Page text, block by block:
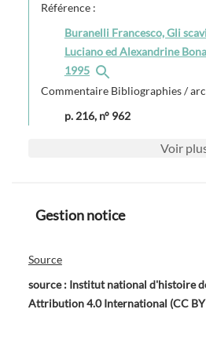
Référence :
Buranelli Francesco, Gli
Luciano ed Alexandrine
1995
Commentaire Bibliographies /
p. 216, n° 962
Voir
Gestion notice
Source
source : Institut national d'histoire
Attribution 4.0 International (CC BY